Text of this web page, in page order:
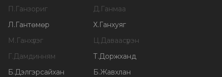
П.Ганзориг Д.Ганмаа
Л.Гантөмөр Х.Ганхуяг
М.Ганхүлэг Ц.Даваасүрэн
Г.Дамдинням Т.Доржханд
Б.Дэлгэрсайхан Б.Жавхлан